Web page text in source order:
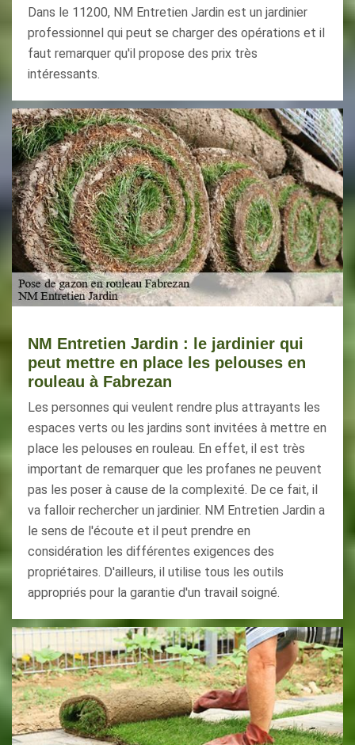
Dans le 11200, NM Entretien Jardin est un jardinier
professionnel qui peut se charger des opérations et il
faut remarquer qu'il propose des prix très
intéressants.
NM Entretien Jardin : le jardinier qui
peut mettre en place les pelouses en
rouleau à Fabrezan
Les personnes qui veulent rendre plus attrayants les
espaces verts ou les jardins sont invitées à mettre en
place les pelouses en rouleau. En effet, il est très
important de remarquer que les profanes ne peuvent
pas les poser à cause de la complexité. De ce fait, il
va falloir rechercher un jardinier. NM Entretien Jardin a
le sens de l'écoute et il peut prendre en
considération les différentes exigences des
propriétaires. D'ailleurs, il utilise tous les outils
appropriés pour la garantie d'un travail soigné.